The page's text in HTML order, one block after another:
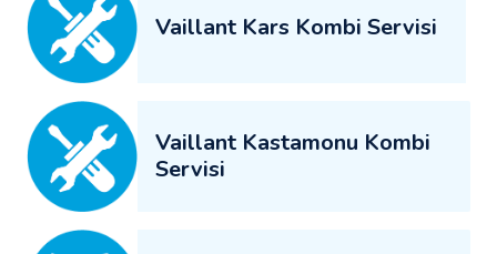
Vaillant Kars Kombi Servisi
Vaillant Kastamonu Kombi
Servisi